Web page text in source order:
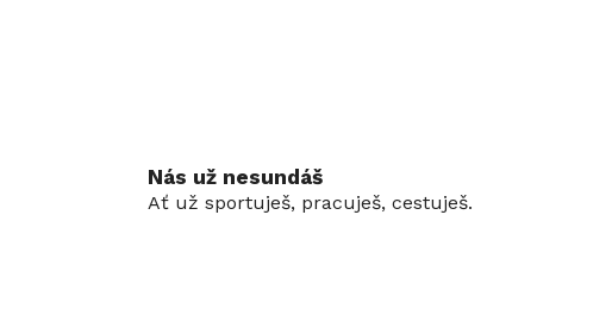
Nás už nesundáš
Ať už sportuješ, pracuješ, cestuješ.